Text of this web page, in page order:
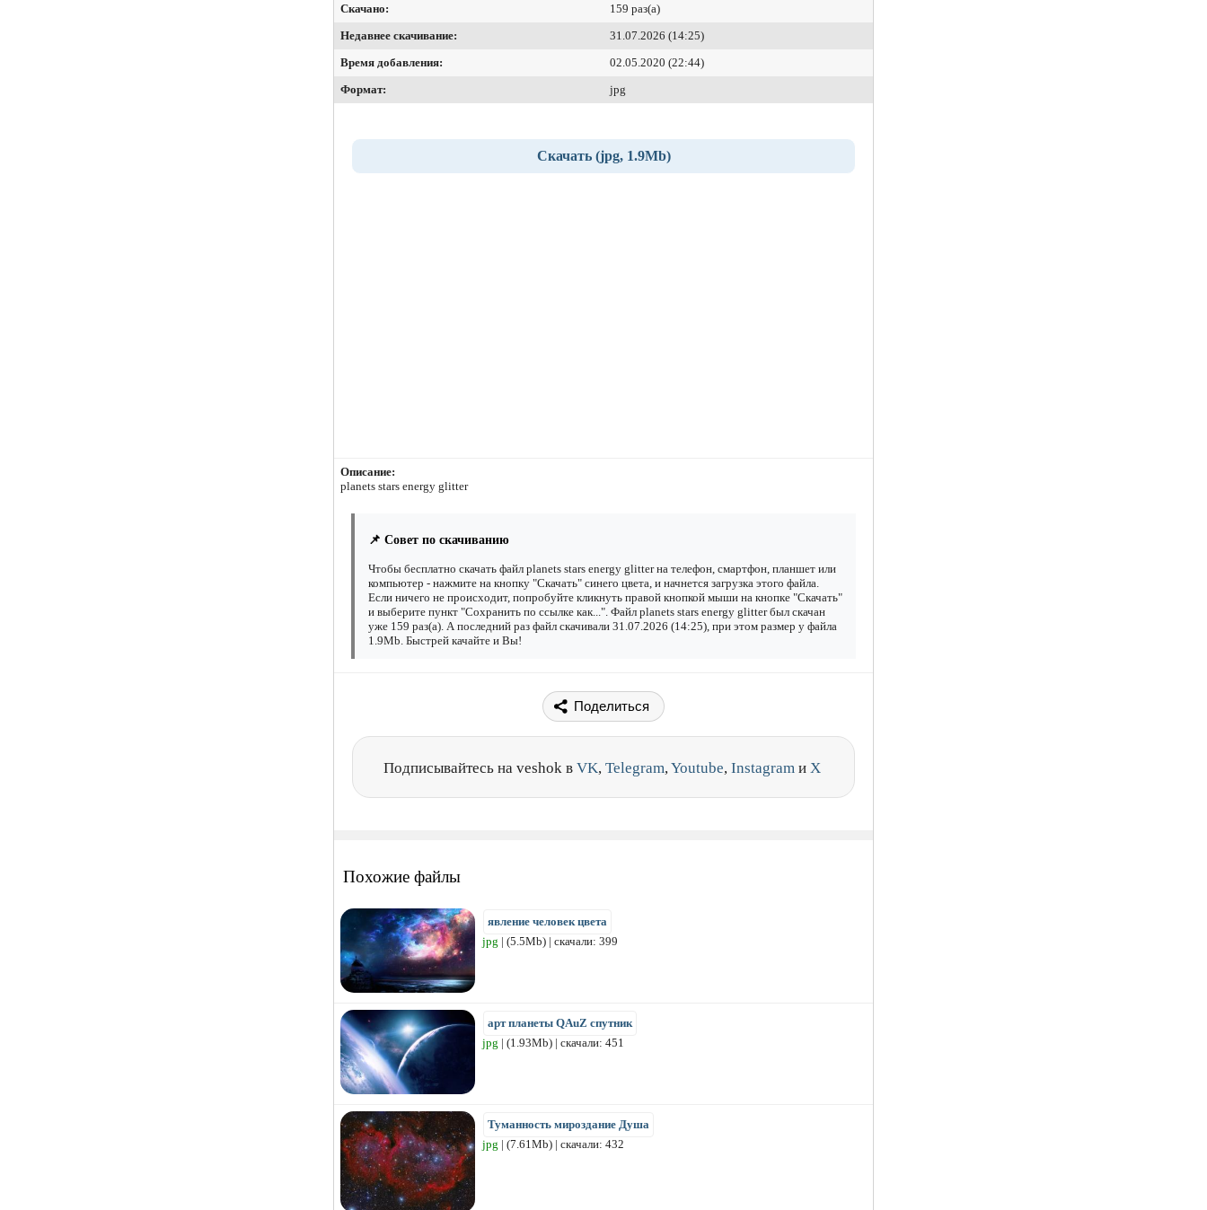
Скачано:
159 раз(а)
Недавнее скачивание:
31.07.2026 (14:25)
Время добавления:
02.05.2020 (22:44)
Формат:
jpg
Скачать (jpg, 1.9Mb)
Описание:
planets stars energy glitter
📌 Совет по скачиванию
Чтобы бесплатно скачать файл planets stars energy glitter на телефон, смартфон, планшет или
компьютер - нажмите на кнопку "Скачать" синего цвета, и начнется загрузка этого файла.
Если ничего не происходит, попробуйте кликнуть правой кнопкой мыши на кнопке "Скачать"
и выберите пункт "Сохранить по ссылке как...". Файл planets stars energy glitter был скачан
уже 159 раз(а). А последний раз файл скачивали 31.07.2026 (14:25), при этом размер у файла
1.9Mb. Быстрей качайте и Вы!
Поделиться
Подписывайтесь на veshok в VK, Telegram,Youtube, Instagram и X
Похожие файлы
явление человек цвета
jpg | (5.5Mb) | скачали: 399
арт планеты QAuZ спутник
jpg | (1.93Mb) | скачали: 451
Туманность мироздание Душа
jpg | (7.61Mb) | скачали: 432